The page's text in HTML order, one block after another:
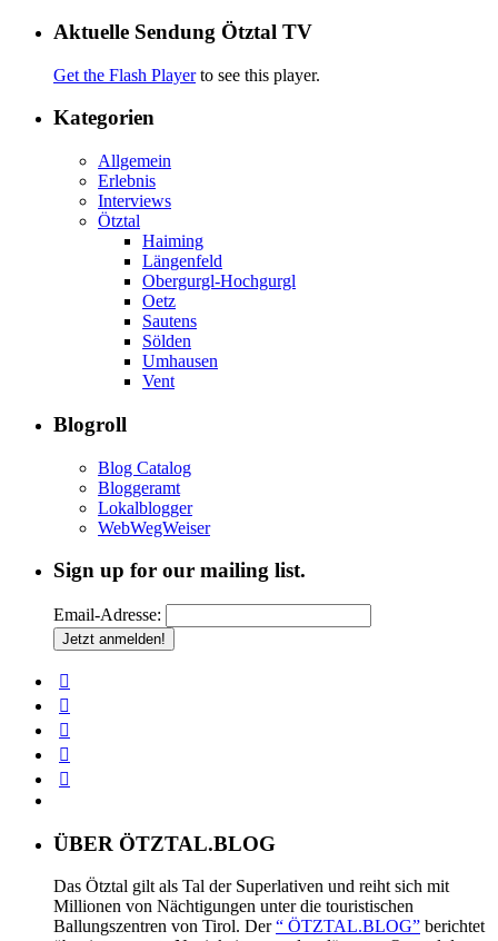
Aktuelle Sendung Ötztal TV
Get the Flash Playerto see this player.
Kategorien
Allgemein
Erlebnis
Interviews
Ötztal
Haiming
Längenfeld
Obergurgl-Hochgurgl
Oetz
Sautens
Sölden
Umhausen
Vent
Blogroll
Blog Catalog
Bloggeramt
Lokalblogger
WebWegWeiser
Sign up for our mailing list.
Email-Adresse:
ÜBER ÖTZTAL.BLOG
Das Ötztal gilt als Tal der Superlativen und reiht sich mit
Millionen von Nächtigungen unter die touristischen
Ballungszentren von Tirol. Der“ ÖTZTAL.BLOG” berichtet